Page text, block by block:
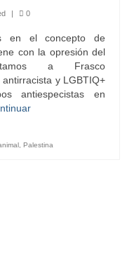
0
en el concepto de
con la opresión del
a Frasco
y LGBTIQ+
antiespecistas en
, Palestina